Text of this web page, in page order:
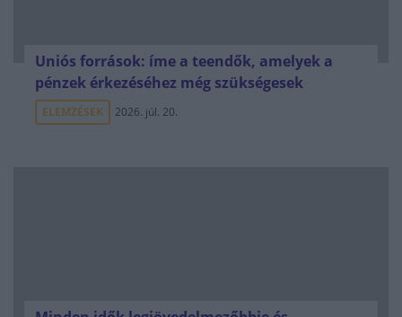
Uniós források: íme a teendők, amelyek a
pénzek érkezéséhez még szükségesek
ELEMZÉSEK 2026. júl. 20.